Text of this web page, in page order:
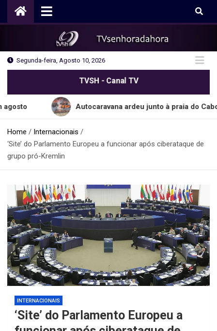
Segunda-feira, Agosto 10, 2026
TVSH - Canal TV
Autocaravana ardeu junto à praia do Cabo do
Home
Internacionais
‘Site’ do Parlamento Europeu a funcionar após ciberataque de
grupo pró-Kremlin
INTERNACIONAIS
‘Site’ do Parlamento Europeu a